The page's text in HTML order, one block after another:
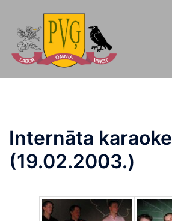
saturu
Internāta karaoke
(19.02.2003.)